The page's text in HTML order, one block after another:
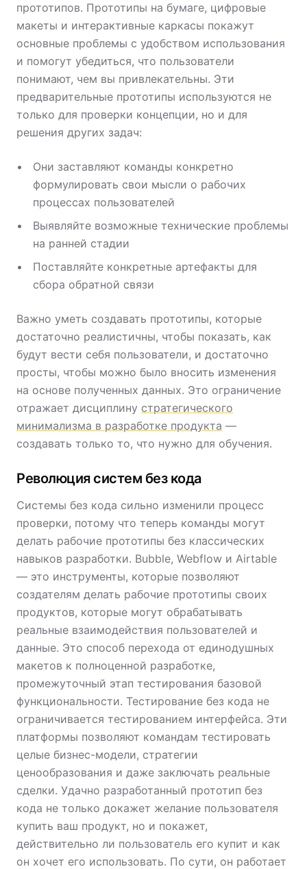
прототипов. Прототипы на бумаге, цифровые
макеты и интерактивные каркасы покажут
основные проблемы с удобством использования
и помогут убедиться, что пользователи
понимают, чем вы привлекательны. Эти
предварительные прототипы используются не
только для проверки концепции, но и для
решения других задач:
Они заставляют команды конкретно
формулировать свои мысли о рабочих
процессах пользователей
Выявляйте возможные технические проблемы
на ранней стадии
Поставляйте конкретные артефакты для
сбора обратной связи
Важно уметь создавать прототипы, которые
достаточно реалистичны, чтобы показать, как
будут вести себя пользователи, и достаточно
просты, чтобы можно было вносить изменения
на основе полученных данных. Это ограничение
отражает дисциплину стратегического
минимализма в разработке продукта —
создавать только то, что нужно для обучения.
Революция систем без кода
Системы без кода сильно изменили процесс
проверки, потому что теперь команды могут
делать рабочие прототипы без классических
навыков разработки. Bubble, Webflow и Airtable
— это инструменты, которые позволяют
создателям делать рабочие прототипы своих
продуктов, которые могут обрабатывать
реальные взаимодействия пользователей и
данные. Это способ перехода от единодушных
макетов к полноценной разработке,
промежуточный этап тестирования базовой
функциональности. Тестирование без кода не
ограничивается тестированием интерфейса. Эти
платформы позволяют командам тестировать
целые бизнес-модели, стратегии
ценообразования и даже заключать реальные
сделки. Удачно разработанный прототип без
кода не только докажет желание пользователя
купить ваш продукт, но и покажет,
действительно ли пользователь его купит и как
он хочет его использовать. По сути, он работает